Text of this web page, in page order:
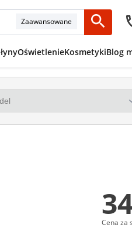
Zaawansowane
OświetlenieKosmetykiBlog
Cena za